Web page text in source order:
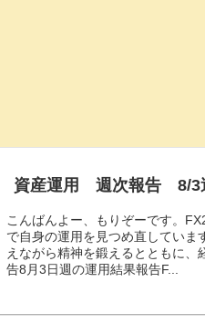
資産運用 週次報告 8/3
こんばんよー、もりぞーです。
で自身の運用を見つめ直していま
えながら精神を鍛えるとともに
告8月3日週の運用結果報告F...